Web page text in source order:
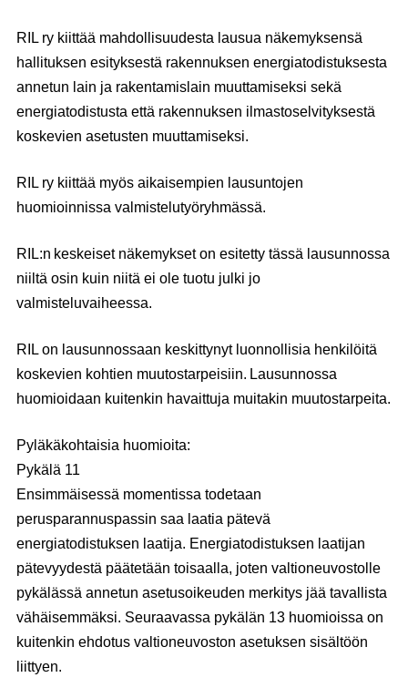
RIL ry kiittää mahdollisuudesta lausua näkemyksensä
hallituksen esityksestä rakennuksen energiatodistuksesta
annetun lain ja rakentamislain muuttamiseksi sekä
energiatodistusta että rakennuksen ilmastoselvityksestä
koskevien asetusten muuttamiseksi.
RIL ry kiittää myös aikaisempien lausuntojen
huomioinnissa valmistelutyöryhmässä.
RIL:n keskeiset näkemykset on esitetty tässä lausunnossa
niiltä osin kuin niitä ei ole tuotu julki jo
valmisteluvaiheessa.
RIL on lausunnossaan keskittynyt luonnollisia henkilöitä
koskevien kohtien muutostarpeisiin. Lausunnossa
huomioidaan kuitenkin havaittuja muitakin muutostarpeita.
Pyläkäkohtaisia huomioita:
Pykälä 11
Ensimmäisessä momentissa todetaan
perusparannuspassin saa laatia pätevä
energiatodistuksen laatija. Energiatodistuksen laatijan
pätevyydestä päätetään toisaalla, joten valtioneuvostolle
pykälässä annetun asetusoikeuden merkitys jää tavallista
vähäisemmäksi. Seuraavassa pykälän 13 huomioissa on
kuitenkin ehdotus valtioneuvoston asetuksen sisältöön
liittyen.